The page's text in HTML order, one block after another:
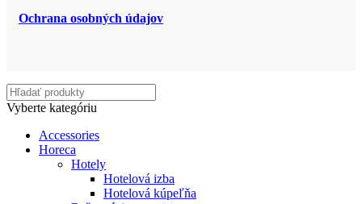
Ochrana osobných údajov
Vyberte kategóriu
Accessories
Horeca
Hotely
Hotelová izba
Hotelová kúpeľňa